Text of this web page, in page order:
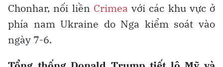
Chonhar, nối liền Crimea với các khu vực ở
phía nam Ukraine do Nga kiểm soát vào
ngày 7-6.